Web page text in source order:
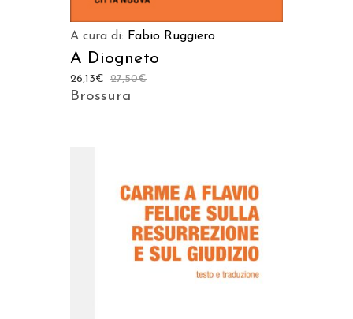
A cura di: Fabio Ruggiero
A Diogneto
27,50€
26,13€
Brossura